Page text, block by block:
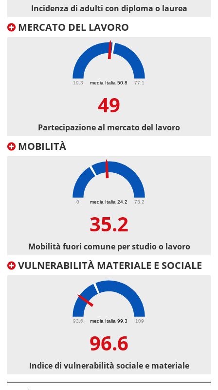
Incidenza di adulti con diploma o laurea
MERCATO DEL LAVORO
media Italia 50.8
19.3 77.1
49
Partecipazione al mercato del lavoro
MOBILITÀ
media Italia 24.2
0 73.2
35.2
Mobilità fuori comune per studio o lavoro
VULNERABILITÀ MATERIALE E SOCIALE
media Italia 99.3
93.6 109
96.6
Indice di vulnerabilità sociale e materiale